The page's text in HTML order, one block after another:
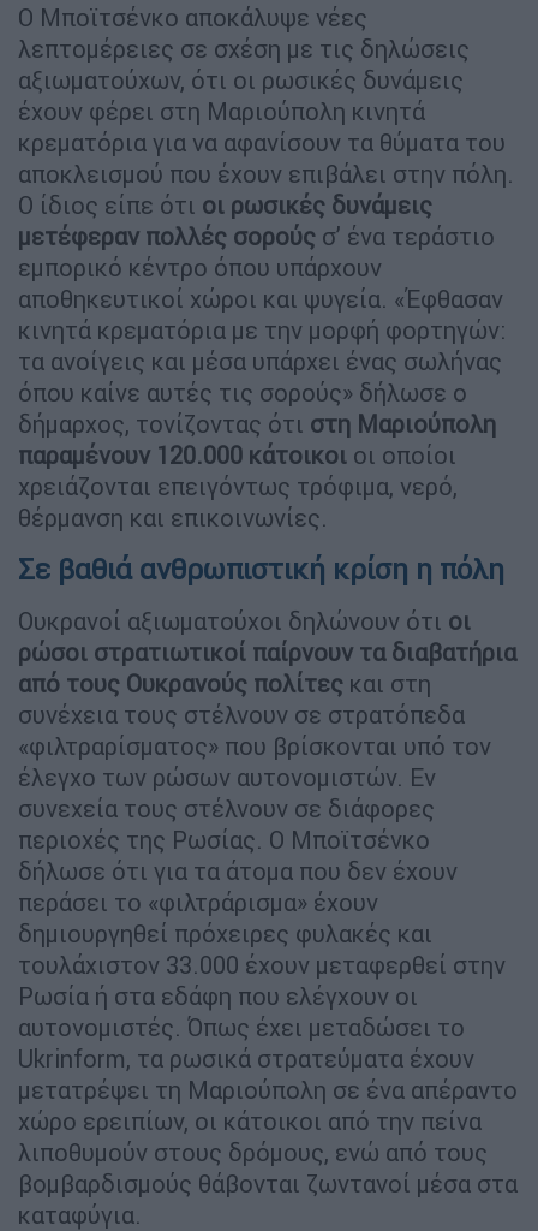
Ο Μποϊτσένκο αποκάλυψε νέες
λεπτομέρειες σε σχέση με τις δηλώσεις
αξιωματούχων, ότι οι ρωσικές δυνάμεις
έχουν φέρει στη Μαριούπολη κινητά
κρεματόρια για να αφανίσουν τα θύματα του
αποκλεισμού που έχουν επιβάλει στην πόλη.
Ο ίδιος είπε ότι οι ρωσικές δυνάμεις
μετέφεραν πολλές σορούς σ’ ένα τεράστιο
εμπορικό κέντρο όπου υπάρχουν
αποθηκευτικοί χώροι και ψυγεία. «Έφθασαν
κινητά κρεματόρια με την μορφή φορτηγών:
τα ανοίγεις και μέσα υπάρχει ένας σωλήνας
όπου καίνε αυτές τις σορούς» δήλωσε ο
δήμαρχος, τονίζοντας ότι στη Μαριούπολη
παραμένουν 120.000 κάτοικοι οι οποίοι
χρειάζονται επειγόντως τρόφιμα, νερό,
θέρμανση και επικοινωνίες.
Σε βαθιά ανθρωπιστική κρίση η πόλη
Ουκρανοί αξιωματούχοι δηλώνουν ότι οι
ρώσοι στρατιωτικοί παίρνουν τα διαβατήρια
από τους Ουκρανούς πολίτες και στη
συνέχεια τους στέλνουν σε στρατόπεδα
«φιλτραρίσματος» που βρίσκονται υπό τον
έλεγχο των ρώσων αυτονομιστών. Εν
συνεχεία τους στέλνουν σε διάφορες
περιοχές της Ρωσίας. Ο Μποϊτσένκο
δήλωσε ότι για τα άτομα που δεν έχουν
περάσει το «φιλτράρισμα» έχουν
δημιουργηθεί πρόχειρες φυλακές και
τουλάχιστον 33.000 έχουν μεταφερθεί στην
Ρωσία ή στα εδάφη που ελέγχουν οι
αυτονομιστές. Όπως έχει μεταδώσει το
Ukrinform, τα ρωσικά στρατεύματα έχουν
μετατρέψει τη Μαριούπολη σε ένα απέραντο
χώρο ερειπίων, οι κάτοικοι από την πείνα
λιποθυμούν στους δρόμους, ενώ από τους
βομβαρδισμούς θάβονται ζωντανοί μέσα στα
καταφύγια.